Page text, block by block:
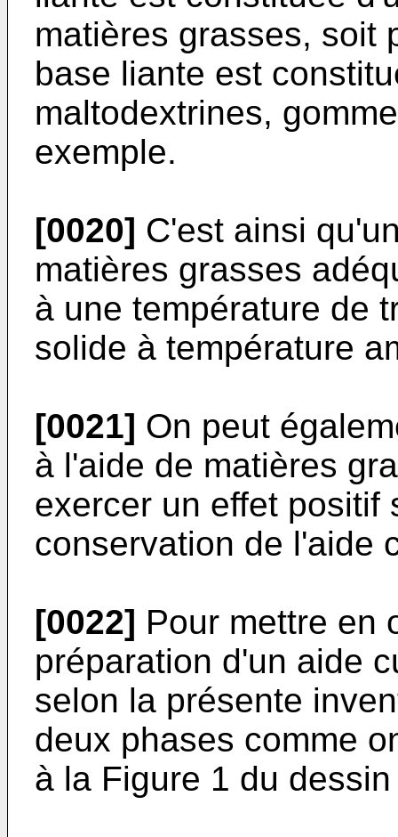
matières grasses, soit
base liante est
maltodextrines,
exemple.
[0020] C'est ainsi
matières grasses
à une température de
solide à température
[0021] On peut
à l'aide de matières
exercer un effet positif
conservation de l'aide
[0022] Pour mettre en
préparation d'un aide
selon la présente
deux phases comme
à la Figure 1 du